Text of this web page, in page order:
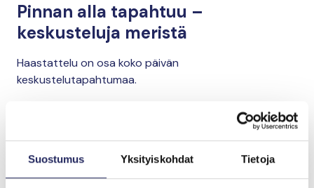
Suostumus Yksityiskohdat Tietoja
Pinnan alla tapahtuu –
keskusteluja meristä
Haastattelu on osa koko päivän
keskustelutapahtumaa.
Kotkan Meripäivien merentutkimuksellinen teemapäivä
kokoaa yhteen ajankohtaisia näkökulmia merien tilasta
ympäristövaikutuksista, rahtilaivojen arjesta sekä
silakan sopeutumiskyvystä. Lisäksi sukelletaan